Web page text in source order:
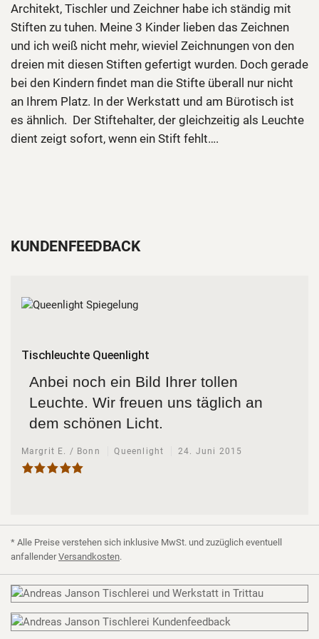
Architekt, Tischler und Zeichner habe ich ständig mit
Stiften zu tuhen. Meine 3 Kinder lieben das Zeichnen
und ich weiß nicht mehr, wieviel Zeichnungen von den
dreien mit diesen Stiften gefertigt wurden. Doch gerade
bei den Kindern findet man die Stifte überall nur nicht
an Ihrem Platz. In der Werkstatt und am Bürotisch ist
es ähnlich. Der Stiftehalter, der gleichzeitig als Leuchte
dient zeigt sofort, wenn ein Stift fehlt….
KUNDENFEEDBACK
Tischleuchte Queenlight
Anbei noch ein Bild Ihrer tollen
Leuchte. Wir freuen uns täglich an
dem schönen Licht.
Margrit E. / Bonn Queenlight 24. Juni 2015
* Alle Preise verstehen sich inklusive MwSt. und zuzüglich eventuell
anfallenderVersandkosten.